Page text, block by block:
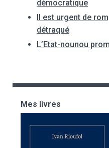
démocratique
Il est urgent de
détraqué
L’Etat-nounou
Mes livres